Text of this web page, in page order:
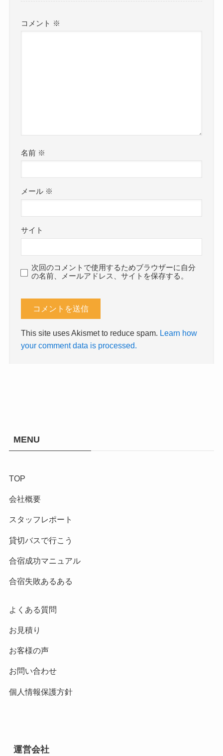
コメント ※
名前 ※
メール ※
サイト
次回のコメントで使用するためブラウザーに自分
の名前、メールアドレス、サイトを保存する。
This site uses Akismet to reduce spam. Learn how
your comment data is processed.
MENU
TOP
会社概要
スタッフレポート
貸切バスで行こう
合宿成功マニュアル
合宿失敗あるある
よくある質問
お見積り
お客様の声
お問い合わせ
個人情報保護方針
運営会社